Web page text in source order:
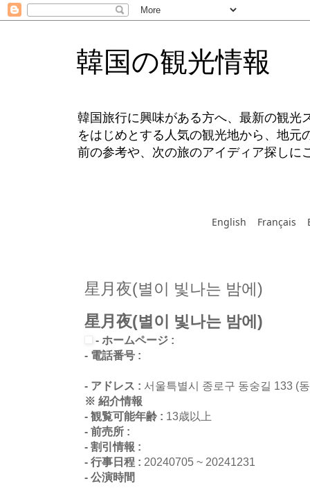
韓国の観光情報
韓国旅行に興味がある方へ、最新の観光
をはじめとする人気の観光地から、地
前の参考や、次の旅のアイディア探しに
English Français
星月夜(별이 빛나는 밤에)
星月夜(별이 빛나는 밤에)
- ホームページ :
- 電話番号 :
- アドレス : 서울특별시 종로구 동숭길 133 (
※ 紹介情報
- 観覧可能年齢 : 13歳以上
- 前売所 :
- 割引情報 :
- 行事日程 : 20240705 ~ 20241231
- 公演時間